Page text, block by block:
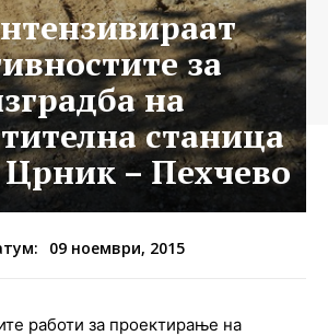
за
на
станица
Црник – Пехчево
09 ноември, 2015
работи за проектирање на